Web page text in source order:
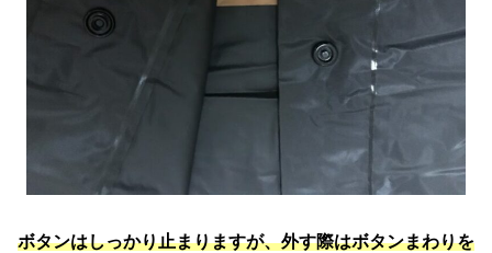
ボタンはしっかり止まりますが、外す際はボタンまわりを